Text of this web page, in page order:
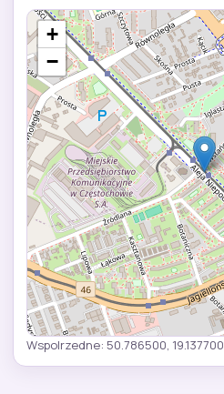
+
−
Wspolrzedne: 50.786500, 19.137700